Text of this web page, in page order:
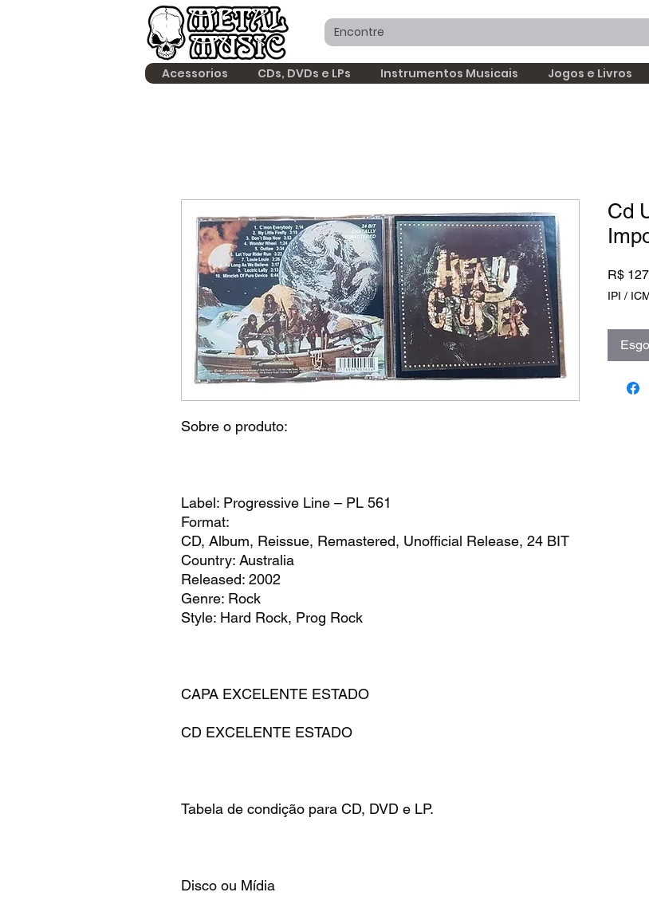
Acessorios CDs, DVDs e LPs Instrumentos Musicais Jogos e Livros
Sobre o produto:
Label: Progressive Line – PL 561
Format:
CD, Album, Reissue, Remastered, Unofficial Release, 24 BIT
Country: Australia
Released: 2002
Genre: Rock
Style: Hard Rock, Prog Rock
CAPA EXCELENTE ESTADO
CD EXCELENTE ESTADO
Tabela de condição para CD, DVD e LP.
Disco ou Mídia
Cd
R$
IPI /